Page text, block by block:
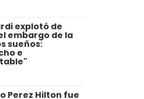
explotó de
embargo de la
sueños:
e
Perez Hilton fue